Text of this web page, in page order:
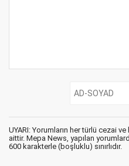
UYARI: Yorumların her türlü cezai
aittir. Mepa News, yapılan
600 karakterle (boşluklu) sınırlıdır.